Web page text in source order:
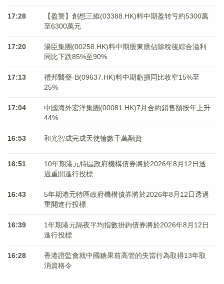
17:28
【盈警】創想三維(03388.HK)料中期盈转亏約5300萬
至6300萬元
17:20
湯臣集團(00258.HK)料中期股東應佔除稅後綜合溢利
同比下跌85%至90%
17:13
禮邦醫藥-B(09637.HK)料中期虧損同比收窄15%至
25%
17:04
中國海外宏洋集團(00081.HK)7月合約銷售額按年上升
44%
16:53 和光智成完成天使輪數千萬融資
16:51
10年期港元特區政府機構債券將於2026年8月12日透
過重開進行投標
16:43
5年期港元特區政府機構債券將於2026年8月12日透過
重開進行投標
16:39
1年期港元隔夜平均指數掛鉤債券將於2026年8月12日
進行投標
16:28
香港證監會就中國糖果前高管的失當行為取得13年取
消資格令